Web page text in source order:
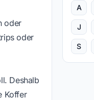
oder
oder
Deshalb
Koffer
A
J
S